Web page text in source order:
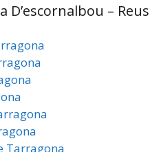
D’escornalbou – Reus
Tarragona